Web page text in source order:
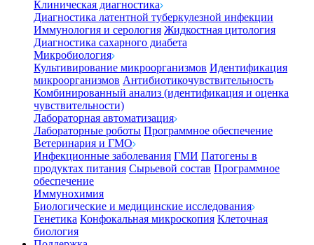
Клиническая диагностика
Диагностика латентной туберкулезной инфекции
Иммунология и серология Жидкостная цитология
Диагностика сахарного диабета
Микробиология
Культивирование микроорганизмов Идентификация
микроорганизмов Антибиотикочувствительность
Комбинированный анализ (идентификация и оценка
чувствительности)
Лабораторная автоматизация
Лабораторные роботы Программное обеспечение
Ветеринария и ГМО
Инфекционные заболевания ГМИ Патогены в
продуктах питания Сырьевой состав Программное
обеспечение
Иммунохимия
Биологические и медицинские исследования
Генетика Конфокальная микроскопия Клеточная
биология